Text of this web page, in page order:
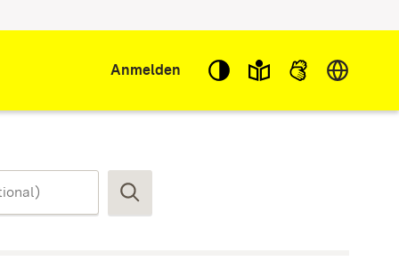
Anmelden Sprache
Suchen